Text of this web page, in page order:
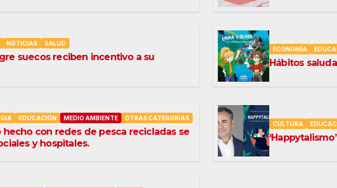
NOTICIAS SALUD
suecos reciben incentivo a su
ECONOMÍA
Hábitos
EDUCACIÓN MEDIO AMBIENTE OTRAS CATEGORIAS
hecho con redes de pesca recicladas se
y hospitales.
CULTURA